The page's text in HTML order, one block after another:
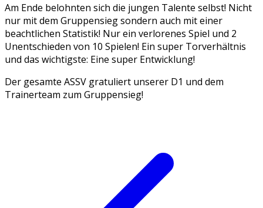
Am Ende belohnten sich die jungen Talente selbst! Nicht
nur mit dem Gruppensieg sondern auch mit einer
beachtlichen Statistik! Nur ein verlorenes Spiel und 2
Unentschieden von 10 Spielen! Ein super Torverhältnis
und das wichtigste: Eine super Entwicklung!
Der gesamte ASSV gratuliert unserer D1 und dem
Trainerteam zum Gruppensieg!